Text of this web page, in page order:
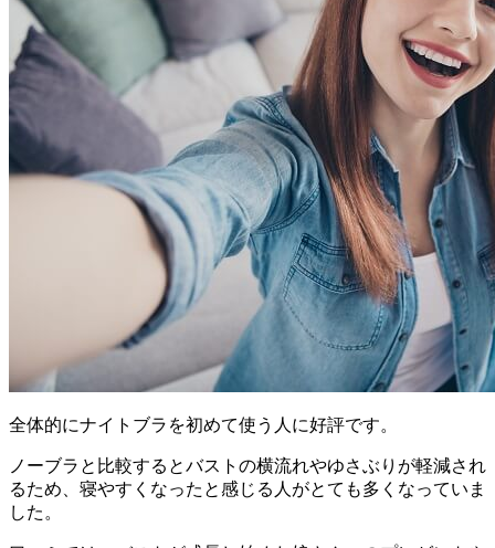
全体的にナイトブラを初めて使う人に好評です。
ノーブラと比較するとバストの横流れやゆさぶりが軽減され
るため、寝やすくなったと感じる人がとても多くなっていま
した。